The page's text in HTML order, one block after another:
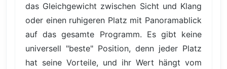
das Gleichgewicht zwischen Sicht und Klang
oder einen ruhigeren Platz mit Panoramablick
auf das gesamte Programm. Es gibt keine
universell "beste" Position, denn jeder Platz
hat seine Vorteile, und ihr Wert hängt vom